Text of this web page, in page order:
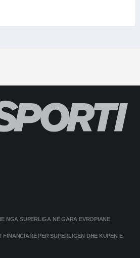
NGA SUPERLIGA NË GARA EVROPIANE
PËR SUPERLIGËN DHE KUPËN E